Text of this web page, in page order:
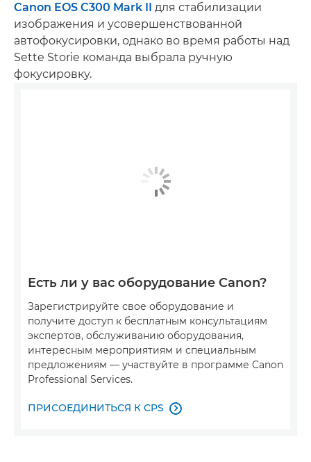
Canon EOS C300 Mark II для стабилизации
изображения и усовершенствованной
автофокусировки, однако во время работы над
Sette Storie команда выбрала ручную
фокусировку.
Есть ли у вас оборудование Canon?
Зарегистрируйте свое оборудование и
получите доступ к бесплатным консультациям
экспертов, обслуживанию оборудования,
интересным мероприятиям и специальным
предложениям — участвуйте в программе Canon
Professional Services.
ПРИСОЕДИНИТЬСЯ К CPS 